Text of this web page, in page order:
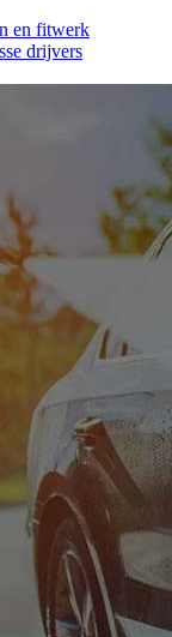
en fitwerk
drijvers